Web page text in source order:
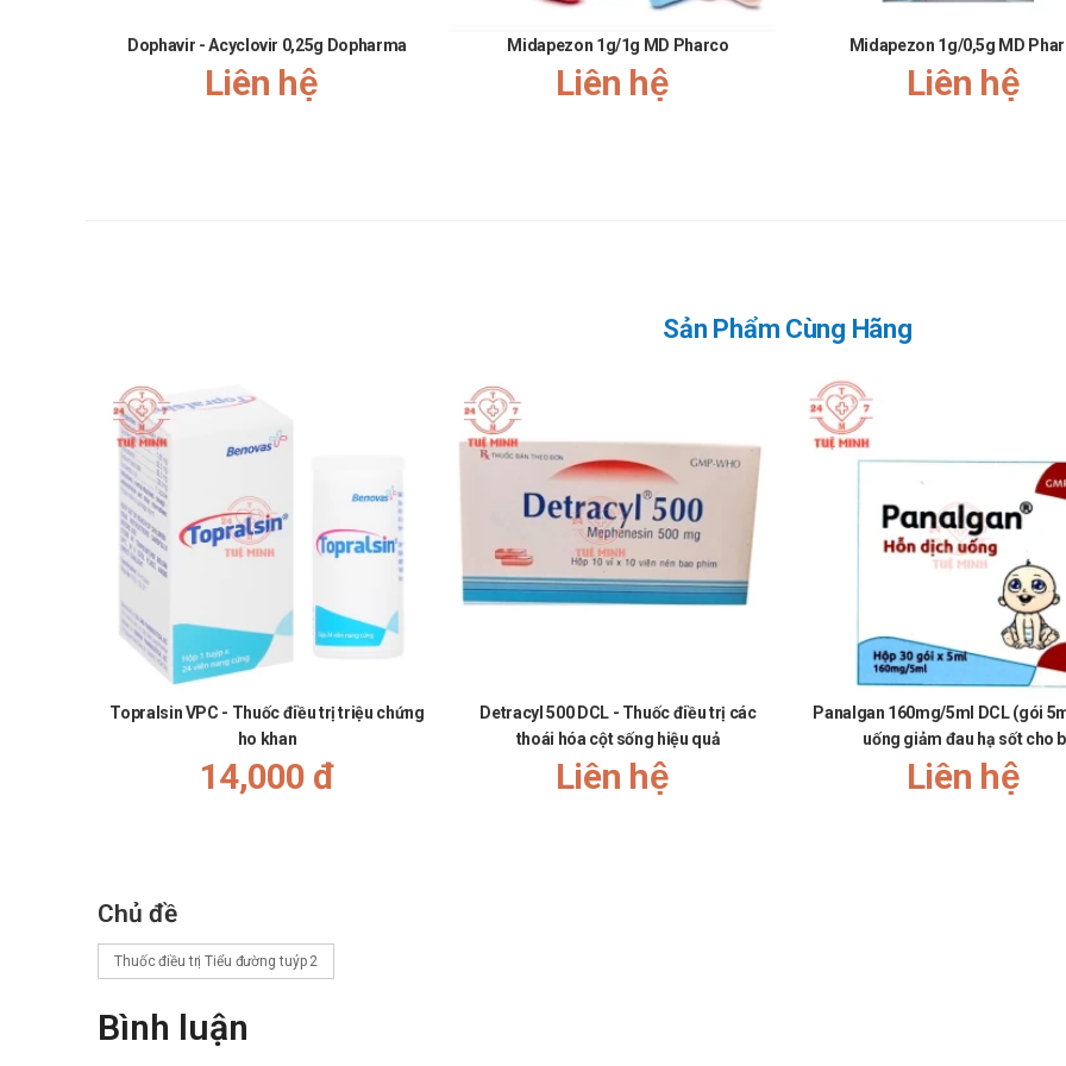
Quá liều: Đến ngay cơ sở y tế trong trường hợp khẩn cấp.
Quên liều: Sử dụng ngay khi nhớ ra. Không sử dụng bù những liều đã quên.
Một số sản phẩm tương tự
Xuất xứ thương hiệu: Việt Nam
Đóng gói: Hộp 10 vỉ x 10 viên nén
Hạn dùng: 36 tháng
Nguồn tham khảo: https://drugbank.vn/
“Cám ơn bạn đã ủng hộ, đồng hành và tin tưởng sử dụng sản phẩm tạiNhà thuốc Tuệ Minh
. Sự tin tưởng, yêu mến của Quý
trong quá trình phát triển. Chúc bạn ngày mới vui vẻ!”
Dophavir - Acyclovir 0,25g Dopharma
Liên hệ
Midapezon 1g/1g MD Pharco
Liên hệ
Midapezon 1g/0,5g MD
Liên hệ
Sản Phẩm Cùng Hãng
Topralsin VPC - Thuốc điều trị triệu chứng
ho khan
14,000 đ
Detracyl 500 DCL - Thuốc điều trị các
thoái hóa cột sống hiệu quả
Liên hệ
Panalgan 160mg/5ml DCL (gói
uống giảm đau hạ sốt cho
Liên hệ
Chủ đề
Thuốc điều trị Tiểu đường tuýp 2
Bình luận